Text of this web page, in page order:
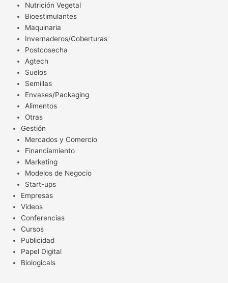
Nutrición Vegetal
Bioestimulantes
Maquinaria
Invernaderos/Coberturas
Postcosecha
Agtech
Suelos
Semillas
Envases/Packaging
Alimentos
Otras
Gestión
Mercados y Comercio
Financiamiento
Marketing
Modelos de Negocio
Start-ups
Empresas
Videos
Conferencias
Cursos
Publicidad
Papel Digital
Biologicals